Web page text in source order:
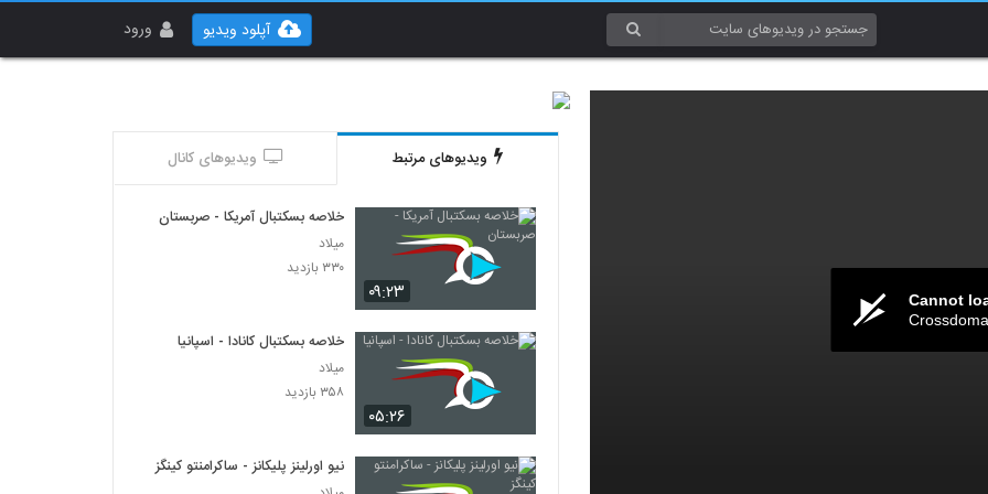
ورود آپلود ویدیو
Cannot
ویدیوهای مرتبط ویدیوهای کانال
۰۹:۲۳
خلاصه بسکتبال آمریکا - صربستان
میلاد
۳۳۰ بازدید
۰۵:۲۶
خلاصه بسکتبال کانادا - اسپانیا
میلاد
۳۵۸ بازدید
نیو اورلینز پلیکانز - ساکرامنتو کینگز